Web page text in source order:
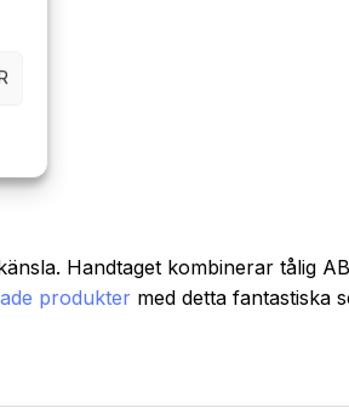
Handtaget kombinerar tålig
produkter med detta fantastiska